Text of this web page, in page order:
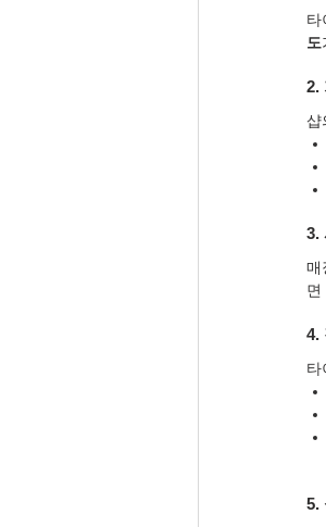
타
도
2.
샵
3.
매
면
4.
타
5.